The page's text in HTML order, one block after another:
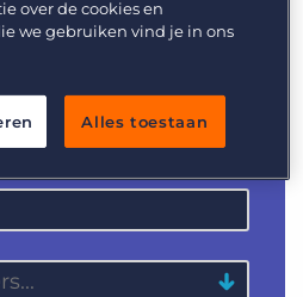
over de cookies en
we gebruiken vind je in ons
Alles toestaan